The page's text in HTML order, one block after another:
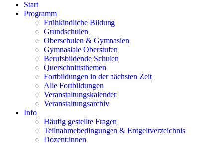
Start
Programm
Frühkindliche Bildung
Grundschulen
Oberschulen & Gymnasien
Gymnasiale Oberstufen
Berufsbildende Schulen
Querschnittsthemen
Fortbildungen in der nächsten Zeit
Alle Fortbildungen
Veranstaltungskalender
Veranstaltungsarchiv
Info
Häufig gestellte Fragen
Teilnahmebedingungen & Entgeltverzeichnis
Dozent:innen